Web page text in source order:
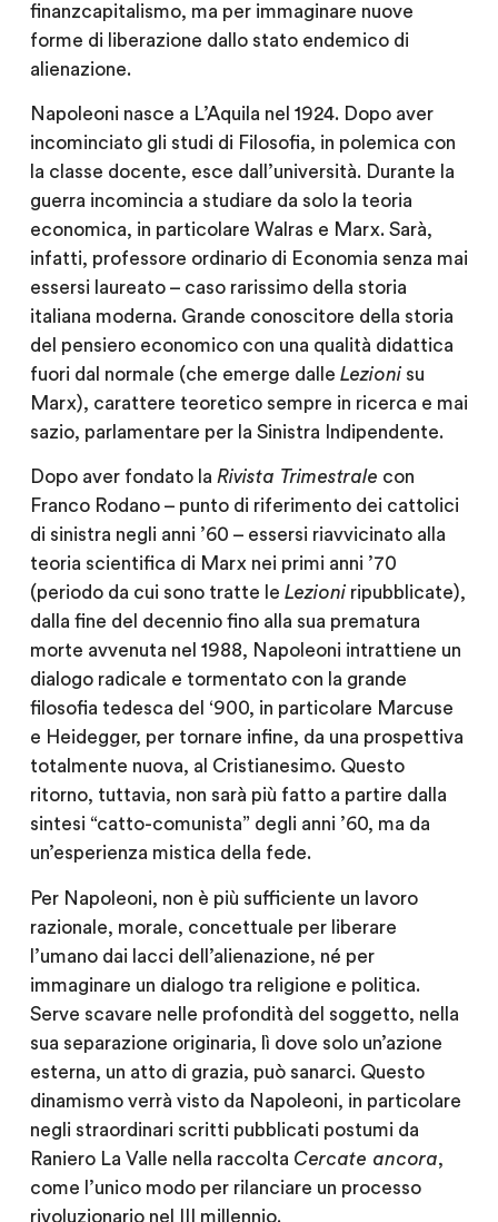
finanzcapitalismo, ma per immaginare nuove
forme di liberazione dallo stato endemico di
alienazione.
Napoleoni nasce a L’Aquila nel 1924. Dopo aver
incominciato gli studi di Filosofia, in polemica con
la classe docente, esce dall’università. Durante la
guerra incomincia a studiare da solo la teoria
economica, in particolare Walras e Marx. Sarà,
infatti, professore ordinario di Economia senza mai
essersi laureato – caso rarissimo della storia
italiana moderna. Grande conoscitore della storia
del pensiero economico con una qualità didattica
fuori dal normale (che emerge dalle Lezionisu
Marx), carattere teoretico sempre in ricerca e mai
sazio, parlamentare per la Sinistra Indipendente.
Dopo aver fondato la Rivista Trimestrale con
Franco Rodano – punto di riferimento dei cattolici
di sinistra negli anni ’60 – essersi riavvicinato alla
teoria scientifica di Marx nei primi anni ’70
(periodo da cui sono tratte le Lezioniripubblicate),
dalla fine del decennio fino alla sua prematura
morte avvenuta nel 1988, Napoleoni intrattiene un
dialogo radicale e tormentato con la grande
filosofia tedesca del ‘900, in particolare Marcuse
e Heidegger, per tornare infine, da una prospettiva
totalmente nuova, al Cristianesimo. Questo
ritorno, tuttavia, non sarà più fatto a partire dalla
sintesi “catto-comunista” degli anni ’60, ma da
un’esperienza mistica della fede.
Per Napoleoni, non è più sufficiente un lavoro
razionale, morale, concettuale per liberare
l’umano dai lacci dell’alienazione, né per
immaginare un dialogo tra religione e politica.
Serve scavare nelle profondità del soggetto, nella
sua separazione originaria, lì dove solo un’azione
esterna, un atto di grazia, può sanarci. Questo
dinamismo verrà visto da Napoleoni, in particolare
negli straordinari scritti pubblicati postumi da
Raniero La Valle nella raccolta Cercate ancora,
come l’unico modo per rilanciare un processo
rivoluzionario nel III millennio.